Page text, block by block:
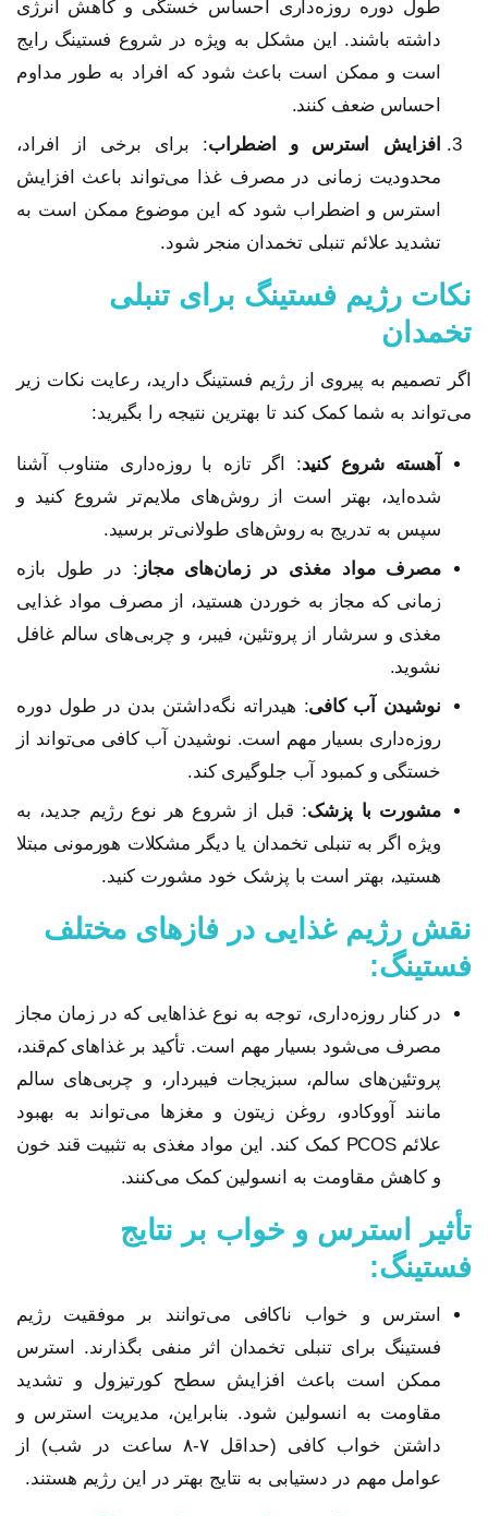
طول دوره روزه‌داری احساس خستگی و کاهش انرژی
داشته باشند. این مشکل به ویژه در شروع فستینگ رایج
است و ممکن است باعث شود که افراد به طور مداوم
احساس ضعف کنند.
افزایش استرس و اضطراب: برای برخی از افراد،
محدودیت زمانی در مصرف غذا می‌تواند باعث افزایش
استرس و اضطراب شود که این موضوع ممکن است به
تشدید علائم تنبلی تخمدان منجر شود.
نکات رژیم فستینگ برای تنبلی
تخمدان
اگر تصمیم به پیروی از رژیم فستینگ دارید، رعایت نکات زیر
می‌تواند به شما کمک کند تا بهترین نتیجه را بگیرید:
آهسته شروع کنید: اگر تازه با روزه‌داری متناوب آشنا
شده‌اید، بهتر است از روش‌های ملایم‌تر شروع کنید و
سپس به تدریج به روش‌های طولانی‌تر برسید.
مصرف مواد مغذی در زمان‌های مجاز : در طول بازه
زمانی که مجاز به خوردن هستید، از مصرف مواد غذایی
مغذی و سرشار از پروتئین، فیبر، و چربی‌های سالم غافل
نشوید.
نوشیدن آب کافی: هیدراته نگه‌داشتن بدن در طول دوره
روزه‌داری بسیار مهم است. نوشیدن آب کافی می‌تواند از
خستگی و کمبود آب جلوگیری کند.
مشورت با پزشک: قبل از شروع هر نوع رژیم جدید، به
ویژه اگر به تنبلی تخمدان یا دیگر مشکلات هورمونی مبتلا
هستید، بهتر است با پزشک خود مشورت کنید.
نقش رژیم غذایی در فازهای مختلف
فستینگ:
در کنار روزه‌داری، توجه به نوع غذاهایی که در زمان مجاز
مصرف می‌شود بسیار مهم است. تأکید بر غذاهای کم‌قند،
پروتئین‌های سالم، سبزیجات فیبردار، و چربی‌های سالم
مانند آووکادو، روغن زیتون و مغزها می‌تواند به بهبود
علائم PCOS کمک کند. این مواد مغذی به تثبیت قند خون
و کاهش مقاومت به انسولین کمک می‌کنند.
تأثیر استرس و خواب بر نتایج
فستینگ:
استرس و خواب ناکافی می‌توانند بر موفقیت رژیم
فستینگ برای تنبلی تخمدان اثر منفی بگذارند. استرس
ممکن است باعث افزایش سطح کورتیزول و تشدید
مقاومت به انسولین شود. بنابراین، مدیریت استرس و
داشتن خواب کافی (حداقل ۷-۸ ساعت در شب) از
عوامل مهم در دستیابی به نتایج بهتر در این رژیم هستند.